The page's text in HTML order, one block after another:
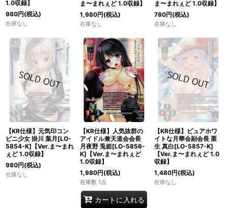
1.0収録】
980円(税込)
在庫なし
ま〜まれぇど 1.0収録】
1,980円(税込)
在庫なし
ま〜まれぇど 1.0収録】
780円(税込)
在庫なし
【KR仕様】元気印コン
ビニ少女 掛川 葉月[LO-
5854-K]【Ver.ま〜まれ
ぇど 1.0収録】
980円(税込)
在庫なし
【KR仕様】人気抜群の
アイドル兼天道会会長
月夜野 兎姫[LO-5856-
K]【Ver.ま〜まれぇど
1.0収録】
1,980円(税込)
在庫数 1点
カートに入れる
【KR仕様】ピュアホワ
イトな月華会副会長 栗
生 真白[LO-5857-K]
【Ver.ま〜まれぇど 1.0
収録】
1,480円(税込)
在庫なし